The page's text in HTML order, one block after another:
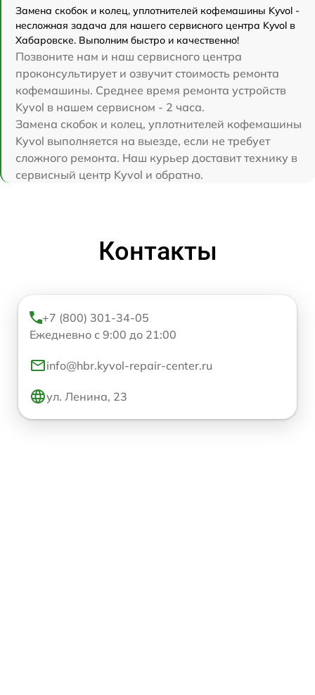
Замена скобок и колец, уплотнителей кофемашины Kyvol -
несложная задача для нашего сервисного центра Kyvol в
Хабаровске. Выполним быстро и качественно!
Позвоните нам и наш сервисного центра
проконсультирует и озвучит стоимость ремонта
кофемашины. Среднее время ремонта устройств
Kyvol в нашем сервисном - 2 часа.
Замена скобок и колец, уплотнителей кофемашины
Kyvol выполняется на выезде, если не требует
сложного ремонта. Наш курьер доставит технику в
сервисный центр Kyvol и обратно.
Контакты
+7 (800) 301-34-05
Ежедневно с 9:00 до 21:00
info@hbr.kyvol-repair-center.ru
ул. Ленина, 23